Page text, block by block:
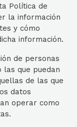
Política de
la información
y cómo
información.
de personas
las que puedan
de las que
datos
operar como